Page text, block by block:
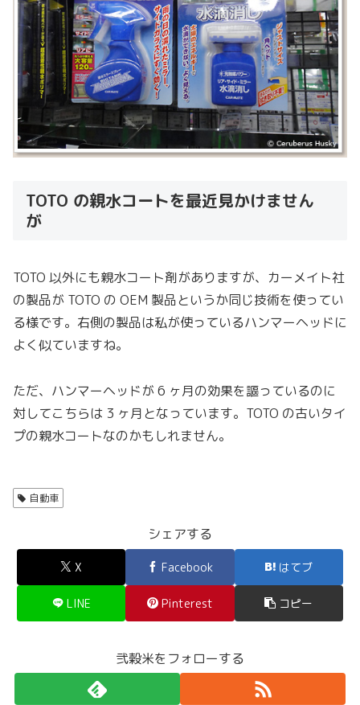
TOTO の親水コートを最近見かけません
が
TOTO 以外にも親水コート剤がありますが、カーメイト社
の製品が TOTO の OEM 製品というか同じ技術を使ってい
る様です。右側の製品は私が使っているハンマーヘッドに
よく似ていますね。
ただ、ハンマーヘッドが 6 ヶ月の効果を謳っているのに
対してこちらは 3 ヶ月となっています。TOTO の古いタイ
プの親水コートなのかもしれません。
自動車
シェアする
X Facebook はてブ
LINE Pinterest コピー
弐穀米をフォローする